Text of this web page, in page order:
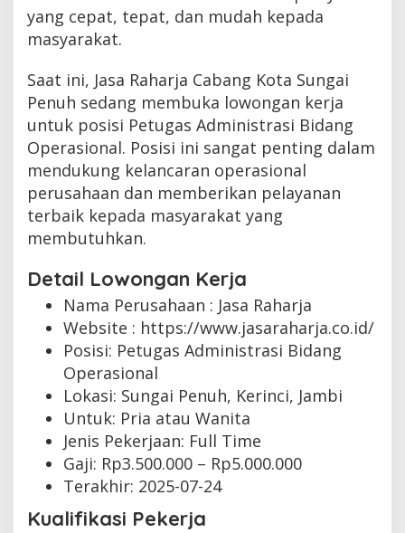
yang cepat, tepat, dan mudah kepada
masyarakat.
Saat ini, Jasa Raharja Cabang Kota Sungai
Penuh sedang membuka lowongan kerja
untuk posisi Petugas Administrasi Bidang
Operasional. Posisi ini sangat penting dalam
mendukung kelancaran operasional
perusahaan dan memberikan pelayanan
terbaik kepada masyarakat yang
membutuhkan.
Detail Lowongan Kerja
Nama Perusahaan : Jasa Raharja
Website : https://www.jasaraharja.co.id/
Posisi: Petugas Administrasi Bidang
Operasional
Lokasi: Sungai Penuh, Kerinci, Jambi
Untuk: Pria atau Wanita
Jenis Pekerjaan: Full Time
Gaji: Rp3.500.000 – Rp5.000.000
Terakhir: 2025-07-24
Kualifikasi Pekerja